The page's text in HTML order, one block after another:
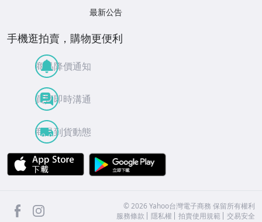
最新公告
手機逛拍賣，購物更便利
商品降價通知
買賣即時溝通
商品到貨動態
APP Store
facebook ©2026 Yahoo台灣電子商務 保留所有權利
服務條款
隱私權 拍賣使用規範 交易安全